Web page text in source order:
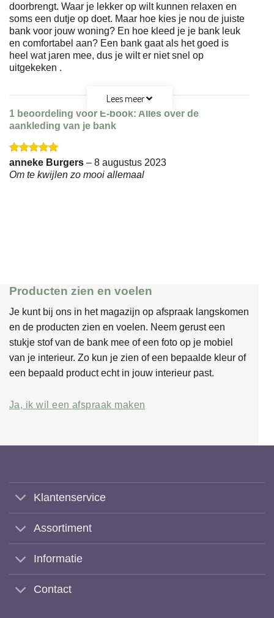
doorbrengt. Waar je lekker op wilt kunnen relaxen en
soms een dutje op doet. Maar hoe kies je nou de juiste
bank voor jouw woning? En hoe kleed je je bank leuk
en comfortabel aan? Een bank gaat als het goed is
heel wat jaren mee, dus je wilt er niet snel op
uitgekeken .
Lees meer
1 beoordeling voor E-book: Alles over de
aankleding van je bank
Gewaardeerd
5uit 5
anneke Burgers – 8 augustus 2023
Om te kwijlen zo mooi allemaal
Producten zien en voelen
Je kunt bij ons in het magazijn op afspraak langskomen
en de producten zien en voelen. Neem gerust een
stukje stof van de bank mee of een foto op je mobiel
van je interieur. Zo kun je zien of een bepaalde kleur of
een bepaald product echt in jouw interieur past.
Ja, ik wil een afspraak maken
Klantenservice
Assortiment
Informatie
Contact